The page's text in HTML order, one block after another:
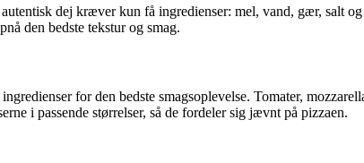
dej kræver kun få ingredienser: mel, vand, gær, salt
den bedste tekstur og smag.
for den bedste smagsoplevelse. Tomater,
i passende størrelser, så de fordeler sig jævnt på pizzaen.